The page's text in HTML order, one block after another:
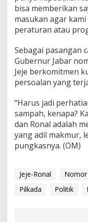
bisa memberikan
masukan agar
peraturan atau
Sebagai pasangan
Gubernur Jabar
Jeje berkomitmen
persoalan yang
“Harus jadi
sampah, kenapa?
dan Ronal adalah
yang adil makmur,
pungkasnya. (OM)
Jeje-Ronal
Pilkada
Politik